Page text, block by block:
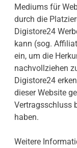
Mediums für
durch die
Digistore24
kann (sog.
ein, um die
nachvollziehen
Digistore24
dieser Website
Vertragsschluss
haben.
Weitere